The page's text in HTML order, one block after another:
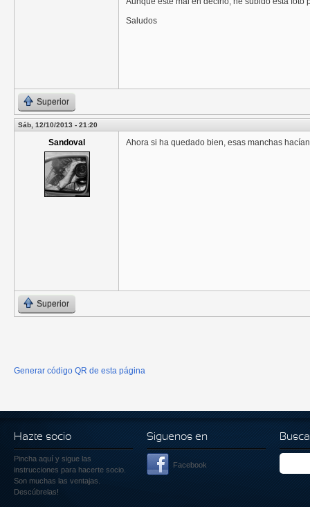
Saludos
Superior
Sáb, 12/10/2013 - 21:20
Sandoval Ahora si ha quedado bien, esas manchas
Superior
Generar código QR de esta página
Hazte socio
Pincha aquí y sigue las
instrucciones para hacerte socio.
Son muchas las ventajas.
Descúbrelas!
Siguenos en
Facebook